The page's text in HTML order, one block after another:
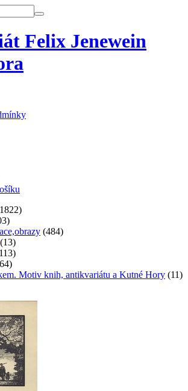
Felix Jenewein
(484)
(13)
Motiv knih, antikvariátu a Kutné Hory (11)